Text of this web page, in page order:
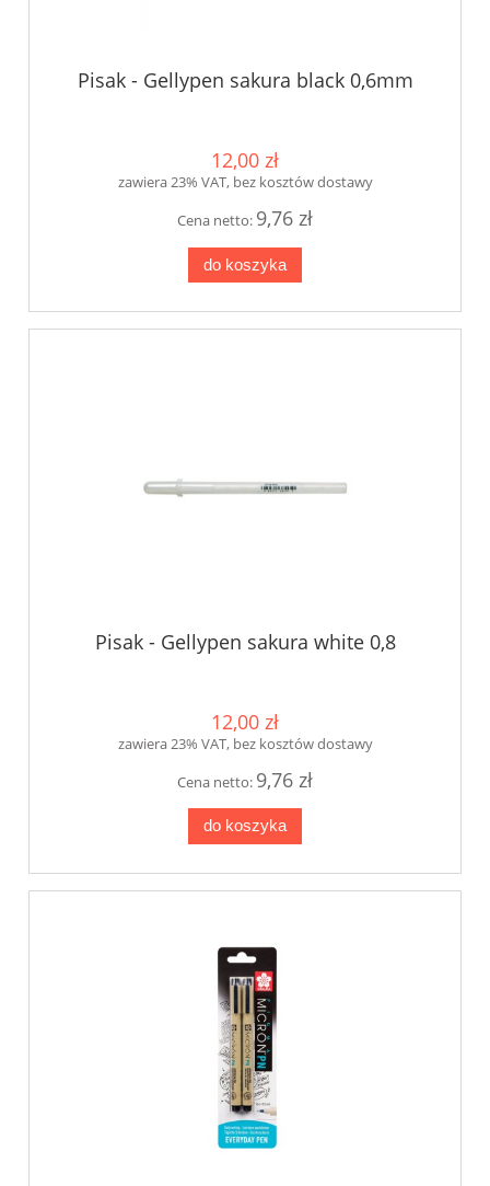
Pisak - Gellypen sakura black 0,6mm
12,00 zł
zawiera 23% VAT, bez kosztów dostawy
Cena netto: 9,76 zł
do koszyka
Pisak - Gellypen sakura white 0,8
12,00 zł
zawiera 23% VAT, bez kosztów dostawy
Cena netto: 9,76 zł
do koszyka